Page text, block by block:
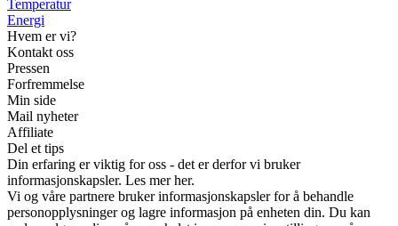
Temperatur
Energi
Hvem er vi?
Kontakt oss
Pressen
Forfremmelse
Min side
Mail nyheter
Affiliate
Del et tips
Din erfaring er viktig for oss - det er derfor vi bruker
informasjonskapsler. Les mer her.
Vi og våre partnere bruker informasjonskapsler for å behandle
personopplysninger og lagre informasjon på enheten din. Du kan